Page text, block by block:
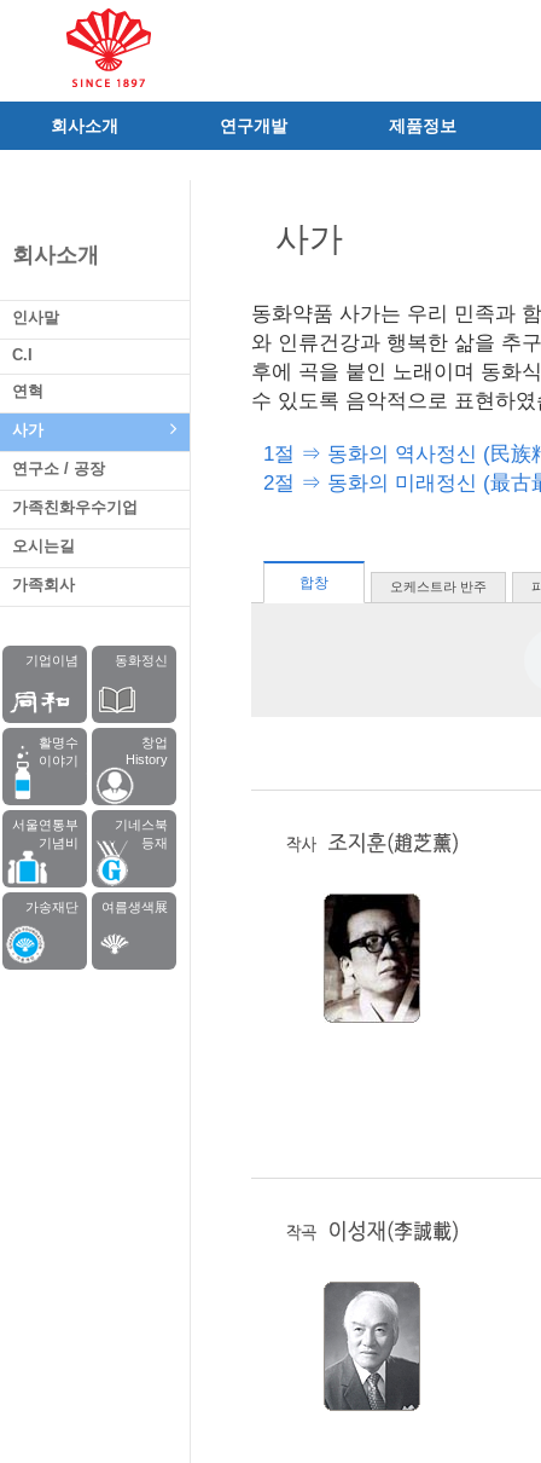
회사소개
사가
연구소/공장
가족친화우수기업
오시는길
연구개발
조직 및 업무
주요 연구과제
기술혁신 네트워크
글로벌 동화
제품정보
일반의약품
의약외품
화장품
건강기능식품
공산품ㆍ기타
회사소개
인사말
C.I
연혁
사가
연구소 / 공장
가족친화우수기업
오시는길
가족회사
기업이념 동화정신
활명수
이야기
창업
History
서울연통부
기념비
기네스북
등재
가송재단 여름생색展
사가
동화약품 사가는 우리 민족과
와 인류건강과 행복한 삶을 추
후에 곡을 붙인 노래이며 동화
수 있도록 음악적으로 표현하
1절 ⇒ 동화의 역사정신 (民族
2절 ⇒ 동화의 미래정신 (最古
합창 오케스트라 반주